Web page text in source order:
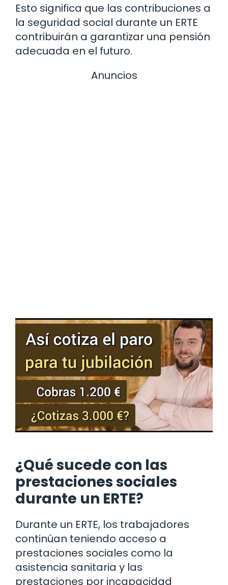
Esto significa que las contribuciones a
la seguridad social durante un ERTE
contribuirán a garantizar una pensión
adecuada en el futuro.
Anuncios
¿Qué sucede con las
prestaciones sociales
durante un ERTE?
Durante un ERTE, los trabajadores
continúan teniendo acceso a
prestaciones sociales como la
asistencia sanitaria y las
prestaciones por incapacidad